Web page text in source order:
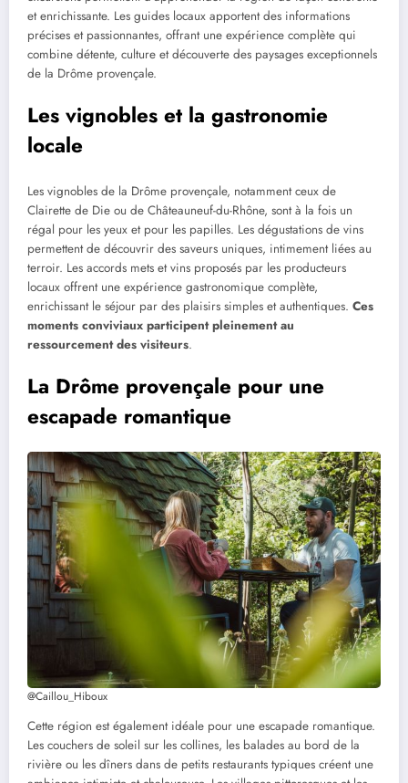
et enrichissante. Les guides locaux apportent des informations
précises et passionnantes, offrant une expérience complète qui
combine détente, culture et découverte des paysages exceptionnels
de la Drôme provençale.
Les vignobles et la gastronomie
locale
Les vignobles de la Drôme provençale, notamment ceux de
Clairette de Die ou de Châteauneuf-du-Rhône, sont à la fois un
régal pour les yeux et pour les papilles. Les dégustations de vins
permettent de découvrir des saveurs uniques, intimement liées au
terroir. Les accords mets et vins proposés par les producteurs
locaux offrent une expérience gastronomique complète,
enrichissant le séjour par des plaisirs simples et authentiques. Ces
moments conviviaux participent pleinement au
ressourcement des visiteurs.
La Drôme provençale pour une
escapade romantique
@Caillou_Hiboux
Cette région est également idéale pour une escapade romantique.
Les couchers de soleil sur les collines, les balades au bord de la
rivière ou les dîners dans de petits restaurants typiques créent une